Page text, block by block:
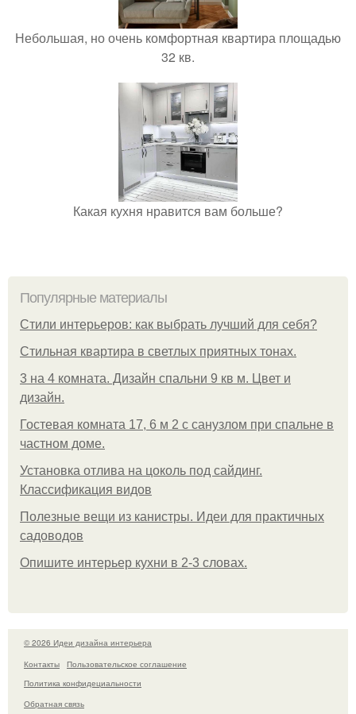
Небольшая, но очень комфортная квартира площадью
32 кв.
Какая кухня нравится вам больше?
Популярные материалы
Стили интерьеров: как выбрать лучший для себя?
Стильная квартира в светлых приятных тонах.
3 на 4 комната. Дизайн спальни 9 кв м. Цвет и
дизайн.
Гостевая комната 17, 6 м 2 с санузлом при спальне в
частном доме.
Установка отлива на цоколь под сайдинг.
Классификация видов
Полезные вещи из канистры. Идеи для практичных
садоводов
Опишите интерьер кухни в 2-3 словах.
© 2026 Идеи дизайна интерьера
Контакты
Пользовательское соглашение
Политика конфидециальности
Обратная связь